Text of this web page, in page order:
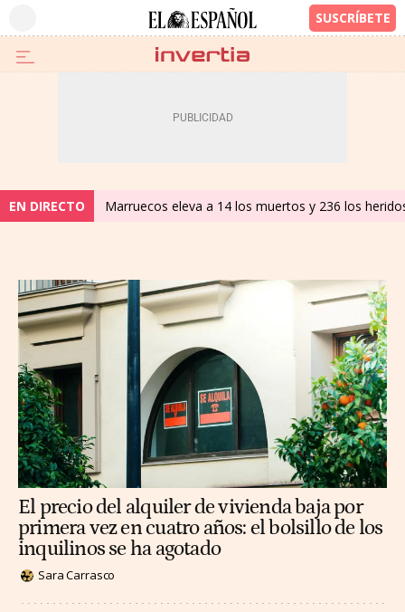
EN DIRECTO Marruecos eleva a 14 los muertos y 236 los
El precio del alquiler de vivienda baja por
primera vez en cuatro años: el bolsillo de los
inquilinos se ha agotado
Sara Carrasco